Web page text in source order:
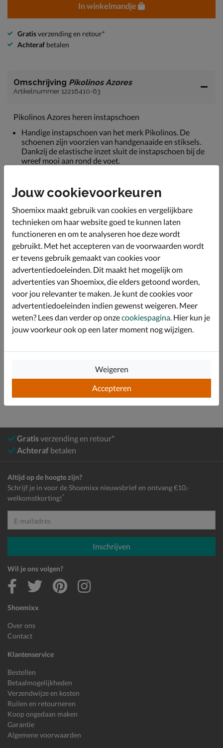
In winkelmandje
Gratisverzending en retour*
Achteraf betalen
Omschrijving Pikolinos Azores
Artikelnummer 12216410-63
Pikolinos Azores heren instapschoen
Handige instapschoen van het merk Pikolinos. De
schoenen zijn voorzien van handgenaaide en stiksels.
Dankzij de elastische inzet sluit de instapschoen bij de
wreef mooi aan rond de voet.
op de wreef van de schoen zodat de schoen goed
ventileert.
De binnenkant van de schoen is van leer en textiel.
In de schoen zit een goed en comfortabel voetbed. Zo
heeft het voetbed een zacht kussentje wat een fijne
demping geeft tijdens het lopen.
De rubberen loopzool zorgt ervoor dat je veel grip hebt
tijdens het lopen.
Specificaties
Over Pikolinos
Bekijk meer
Instapschoenen
Gratisverzending en retour*
Achteraf betalen
Shoemixx
Over ons
Contact
Klantenservice
Bestellen
Betaalmogelijkheden
Verzendwijze en kosten
Ruilen en retourneren
Koop ongedaan maken
Garantie
Algemene voorwaarden
Altijd op de hoogte zijn?
Schrijf je in voor de Shoemixx nieuwsbrief en ontvang €10,-
welkomstkorting! *
E-mailadres
Inschrijven
Wil je ons volgen?
Jouw cookievoorkeuren
Shoemixx maakt gebruik van cookies en vergelijkbare
technieken om haar website goed te kunnen laten
functioneren en om te analyseren hoe deze wordt
gebruikt. Met het accepteren van de voorwaarden wordt
er tevens gebruik gemaakt van cookies voor
advertentiedoeleinden. Dit maakt het mogelijk om
advertenties van Shoemixx, die elders getoond worden,
voor jou relevanter te maken. Je kunt de cookies voor
advertentiedoeleinden indien gewenst weigeren. Meer
weten? Lees dan verder op onzecookiespagina. Hier kun je
jouw voorkeur ook op een later moment nog wijzigen.
Accepteren
Weigeren